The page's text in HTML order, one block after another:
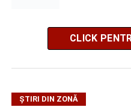
CLICK
ȘTIRI DIN ZONĂ